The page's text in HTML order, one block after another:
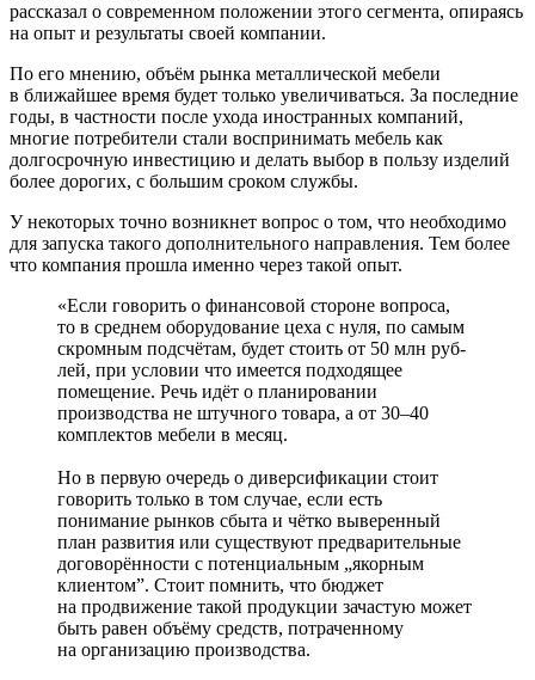
рассказал о современном положении этого сегмента, опираясь
на опыт и результаты своей компании.
По его мнению, объём рынка металлической мебели
в ближайшее время будет только увеличиваться. За последние
годы, в частности после ухода иностранных компаний,
многие потребители стали воспринимать мебель как
долгосрочную инвестицию и делать выбор в пользу изделий
более дорогих, с большим сроком службы.
У некоторых точно возникнет вопрос о том, что необходимо
для запуска такого дополнительного направления. Тем более
что компания прошла именно через такой опыт.
«Если говорить о финансовой стороне вопроса,
то в среднем оборудование цеха с нуля, по самым
скромным подсчётам, будет стоить от 50 млн руб­
лей, при условии что имеется подходящее
помещение. Речь идёт о планировании
производства не штучного товара, а от 30–40
комплектов мебели в месяц.
Но в первую очередь о диверсификации стоит
говорить только в том случае, если есть
понимание рынков сбыта и чётко выверенный
план развития или существуют предварительные
договорённости с потенциальным „якорным
клиентом”. Стоит помнить, что бюджет
на продвижение такой продукции зачастую может
быть равен объёму средств, потраченному
на организацию производства.